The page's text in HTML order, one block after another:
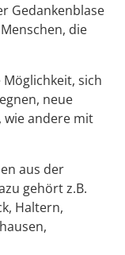
Gedankenblase
die
sich
neue
wie andere mit
aus der
gehört z.B.
Haltern,